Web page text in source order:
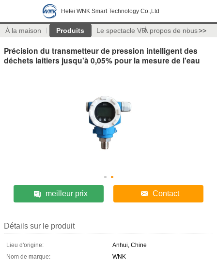
Hefei WNK Smart Technology Co.,Ltd
À la maison Produits Le spectacle VRÀ propos de nous>>
Précision du transmetteur de pression intelligent des
déchets laitiers jusqu'à 0,05% pour la mesure de l'eau
meilleur prix Contact
Détails sur le produit
Lieu d'origine:
Anhui, Chine
Nom de marque:
WNK